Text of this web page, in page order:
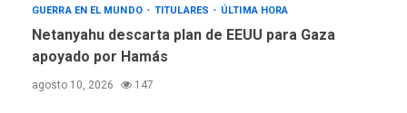
GUERRA EN EL MUNDO TITULARES ÚLTIMA HORA
Netanyahu descarta plan de EEUU para Gaza
apoyado por Hamás
agosto 10, 2026 147